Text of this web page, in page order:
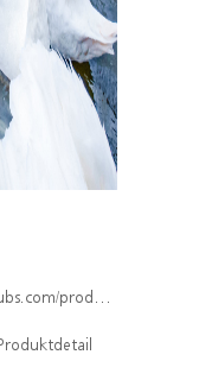
isin/DE000WA7E8R4